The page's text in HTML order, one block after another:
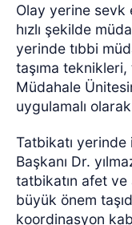
Olay yerine sevk
hızlı şekilde
yerinde tıbbi
taşıma
Müdahale
uygulamalı
Tatbikatı yerinde
Başkanı Dr.
tatbikatın afet ve
büyük önem
koordinasyon